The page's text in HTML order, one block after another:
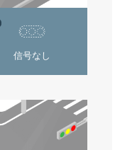
信号なし